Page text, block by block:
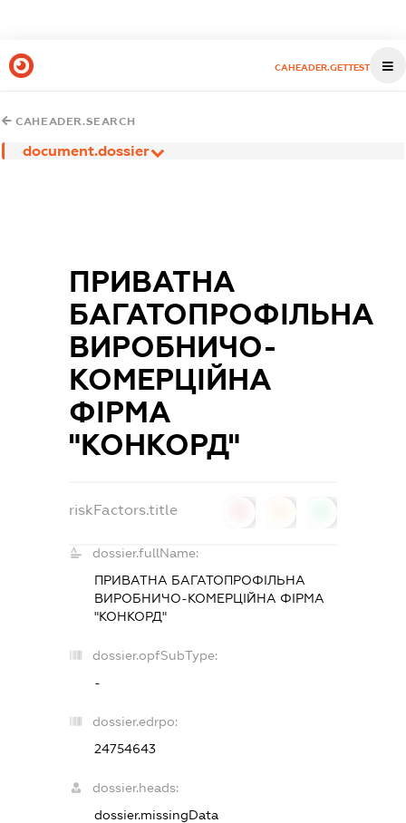
CAHEADER.GETTEST
CAHEADER.SEARCH
document.dossier
ПРИВАТНА
БАГАТОПРОФІЛЬНА
ВИРОБНИЧО-
КОМЕРЦІЙНА
ФІРМА
"КОНКОРД"
riskFactors.title
dossier.fullName:
ПРИВАТНА БАГАТОПРОФІЛЬНА
ВИРОБНИЧО-КОМЕРЦІЙНА ФІРМА
"КОНКОРД"
dossier.opfSubType:
-
dossier.edrpo:
24754643
dossier.heads:
dossier.missingData